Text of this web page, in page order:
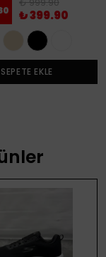
₺ 399.90
SEPETE EKLE